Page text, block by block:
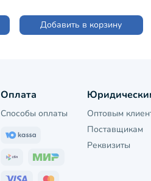
Добавить в корзину
Оплата
Способы оплаты
Оптовым
Поставщикам
Реквизиты